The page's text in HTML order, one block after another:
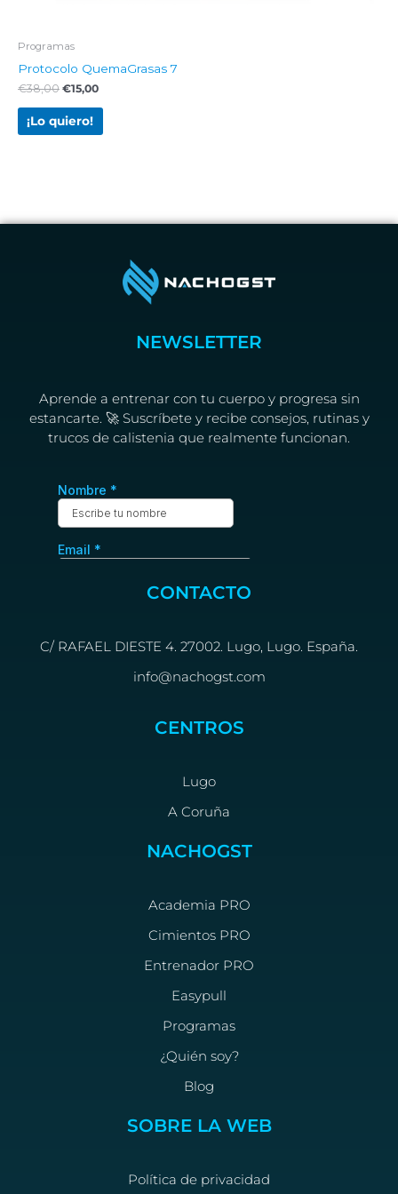
Programas
Protocolo QuemaGrasas 7
€38,00 €15,00
¡Lo quiero!
NEWSLETTER
Aprende a entrenar con tu cuerpo y progresa sin
estancarte. 🚀 Suscríbete y recibe consejos, rutinas y
trucos de calistenia que realmente funcionan.
CONTACTO
C/ RAFAEL DIESTE 4. 27002. Lugo, Lugo. España.
info@nachogst.com
CENTROS
Lugo
A Coruña
NACHOGST
Academia PRO
Cimientos PRO
Entrenador PRO
Easypull
Programas
¿Quién soy?
Blog
SOBRE LA WEB
Política de privacidad